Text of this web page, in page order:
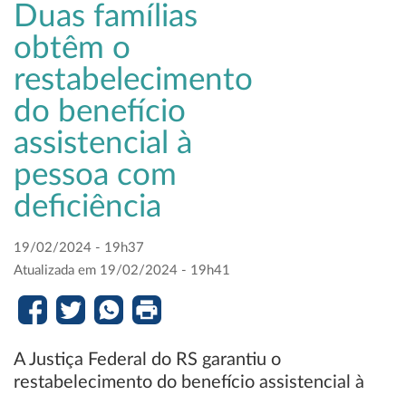
Duas famílias
obtêm o
restabelecimento
do benefício
assistencial à
pessoa com
deficiência
19/02/2024 - 19h37
Atualizada em 19/02/2024 - 19h41
A Justiça Federal do RS garantiu o
restabelecimento do benefício assistencial à